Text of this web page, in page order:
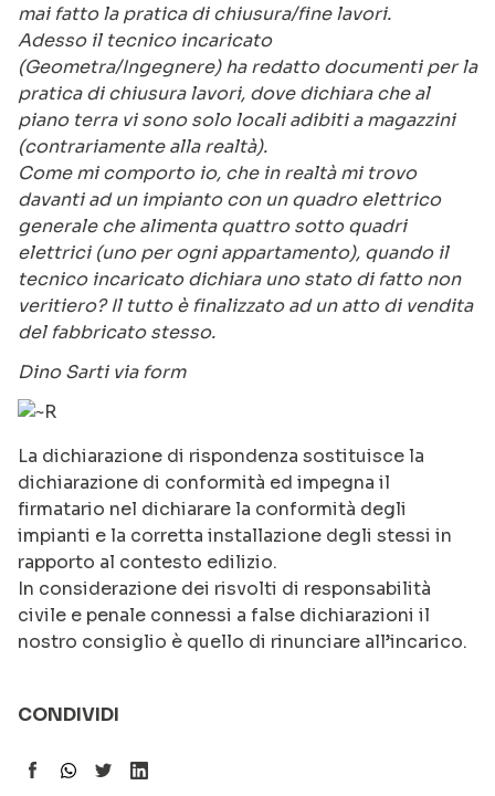
mai fatto la pratica di chiusura/fine lavori.
Adesso il tecnico incaricato
(Geometra/Ingegnere) ha redatto documenti per la
pratica di chiusura lavori, dove dichiara che al
piano terra vi sono solo locali adibiti a magazzini
(contrariamente alla realtà).
Come mi comporto io, che in realtà mi trovo
davanti ad un impianto con un quadro elettrico
generale che alimenta quattro sotto quadri
elettrici (uno per ogni appartamento), quando il
tecnico incaricato dichiara uno stato di fatto non
veritiero? Il tutto è finalizzato ad un atto di vendita
del fabbricato stesso.
Dino Sarti via form
La dichiarazione di rispondenza sostituisce la
dichiarazione di conformità ed impegna il
firmatario nel dichiarare la conformità degli
impianti e la corretta installazione degli stessi in
rapporto al contesto edilizio.
In considerazione dei risvolti di responsabilità
civile e penale connessi a false dichiarazioni il
nostro consiglio è quello di rinunciare all’incarico.
CONDIVIDI